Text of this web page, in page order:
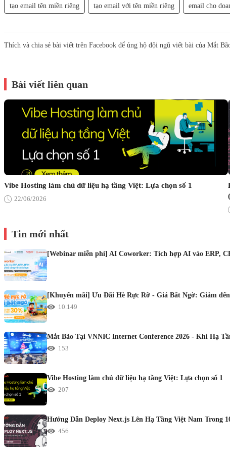
tạo email tên miền riêng tạo email với tên miền riêng email cho
Thích và chia sẻ bài viết trên Facebook để ủng hộ đội ngũ viết bài của Mắt
Bài viết liên quan
Vibe Hosting làm chủ dữ liệu hạ tầng Việt: Lựa chọn số 1
22/06/2026
Tin mới nhất
[Webinar miễn phí] AI Coworker: Tích hợp AI vào ERP,
[Khuyến mãi] Ưu Đãi Hè Rực Rỡ - Giá Bất Ngờ: Giảm
10.149
Mắt Bão Tại VNNIC Internet Conference 2026 - Khi Hạ
153
Vibe Hosting làm chủ dữ liệu hạ tầng Việt: Lựa chọn số 1
207
Hướng Dẫn Deploy Next.js Lên Hạ Tầng Việt Nam Trong
456